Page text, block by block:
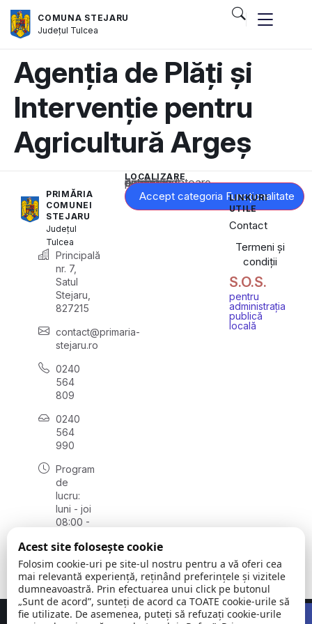
COMUNA STEJARU
Județul Tulcea
Agenția de Plăți și
Intervenție pentru
Agricultură Argeș
PRIMĂRIA
COMUNEI
STEJARU
Județul
Tulcea
Principală
nr. 7,
Satul
Stejaru,
827215
contact@primaria-
stejaru.ro
0240
564
809
0240
564
990
Program
de
lucru:
luni - joi
08:00 -
vineri
08:00 -
14:00
LOCALIZARE
Acest conținut este blocat până când acceptați categoria corespunzătoare de cookie-uri.
Accept categoria Funcționalitate
LINKURI
UTILE
Contact
Termeni și
condiții
S.O.S.
pentru
administrația
publică
locală
Acest site folosește cookie
Folosim cookie-uri pe site-ul nostru pentru a vă oferi cea
mai relevantă experiență, reținând preferințele și vizitele
dumneavoastră. Prin efectuarea unui click pe butonul
„Sunt de acord”, sunteți de acord ca TOATE cookie-urile să
fie utilizate. De asemenea, puteți să refuzați cookie-urile